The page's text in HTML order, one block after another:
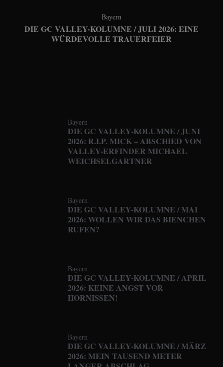
Bayern
DIE GC VALLEY-KOLUMNE / JULI 2026: EINE
WÜRDEVOLLE TRAUERFEIER
Bayern
DIE GC VALLEY-KOLUMNE / JUNI
2026: R.I.P. MICK – ABSCHIED VON
VALLEY-ERFINDER MICHAEL
WEICHSELGARTNER
Bayern
DIE GC VALLEY-KOLUMNE / MAI
2026: WOLLEN WIR DAS BIENCHEN
RUFEN?
Bayern
DIE GC VALLEY-KOLUMNE / APRIL
2026: KEINE ANGST VOR
HORNISSEN!
Bayern
DIE GC VALLEY-KOLUMNE / MÄRZ
2026: MEIN TAUSEND METER